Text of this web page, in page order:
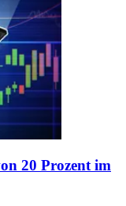
20 Prozent im